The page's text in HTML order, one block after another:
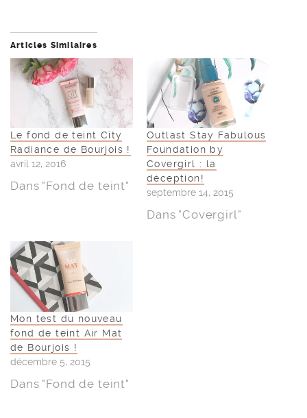
Articles Similaires
Le fond de teint City
Radiance de Bourjois !
avril 12, 2016
Dans "Fond de teint"
Outlast Stay Fabulous
Foundation by
Covergirl : la
déception!
septembre 14, 2015
Dans "Covergirl"
Mon test du nouveau
fond de teint Air Mat
de Bourjois !
décembre 5, 2015
Dans "Fond de teint"